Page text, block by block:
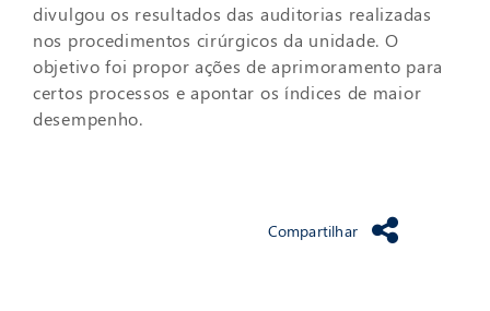
divulgou os resultados das auditorias realizadas
nos procedimentos cirúrgicos da unidade. O
objetivo foi propor ações de aprimoramento para
certos processos e apontar os índices de maior
desempenho.
Compartilhar